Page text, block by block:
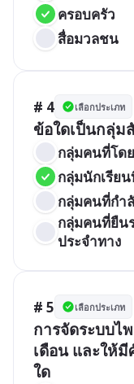
ครอบครัว
สื่อมวลชน
# 4 เลือกประเภท
ข้อใดเป็นกลุ่
กลุ่มคนที่โด
กลุ่มนักเรีย
กลุ่มคนที่กำ
กลุ่มคนที่ยืน
ประจำทาง
# 5 เลือกประเภท
การจัดระบบไ
เดือน และให้
ใด